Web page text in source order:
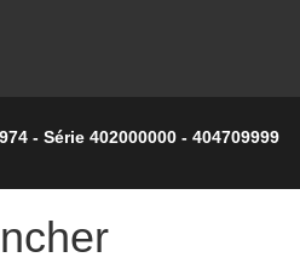
- Série 402000000 - 404709999